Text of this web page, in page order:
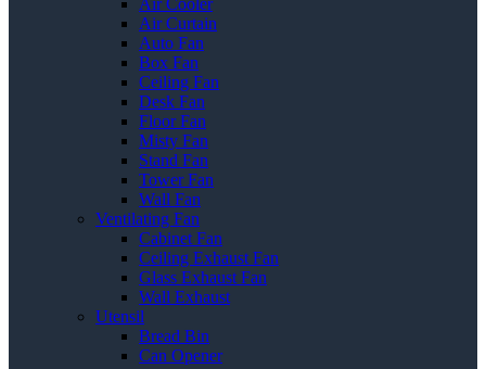
Air Cooler
Air Curtain
Auto Fan
Box Fan
Ceiling Fan
Desk Fan
Floor Fan
Misty Fan
Stand Fan
Tower Fan
Wall Fan
Ventilating Fan
Cabinet Fan
Ceiling Exhaust Fan
Glass Exhaust Fan
Wall Exhaust
Utensil
Bread Bin
Can Opener